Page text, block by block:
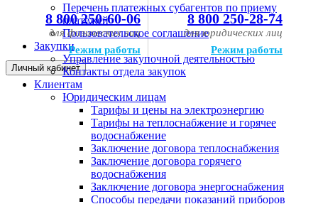
8 800 250-60-06
для физических лиц
Режим работы
8 800 250-28-74
для юридических лиц
Режим работы
Личный кабинет
Перечень платежных субагентов по приему
платежей
Пользовательское соглашение
Закупки
Управление закупочной деятельностью
Контакты отдела закупок
Клиентам
Юридическим лицам
Тарифы и цены на электроэнергию
Тарифы на теплоснабжение и горячее
водоснабжение
Заключение договора теплоснабжения
Заключение договора горячего
водоснабжения
Заключение договора энергоснабжения
Способы передачи показаний приборов